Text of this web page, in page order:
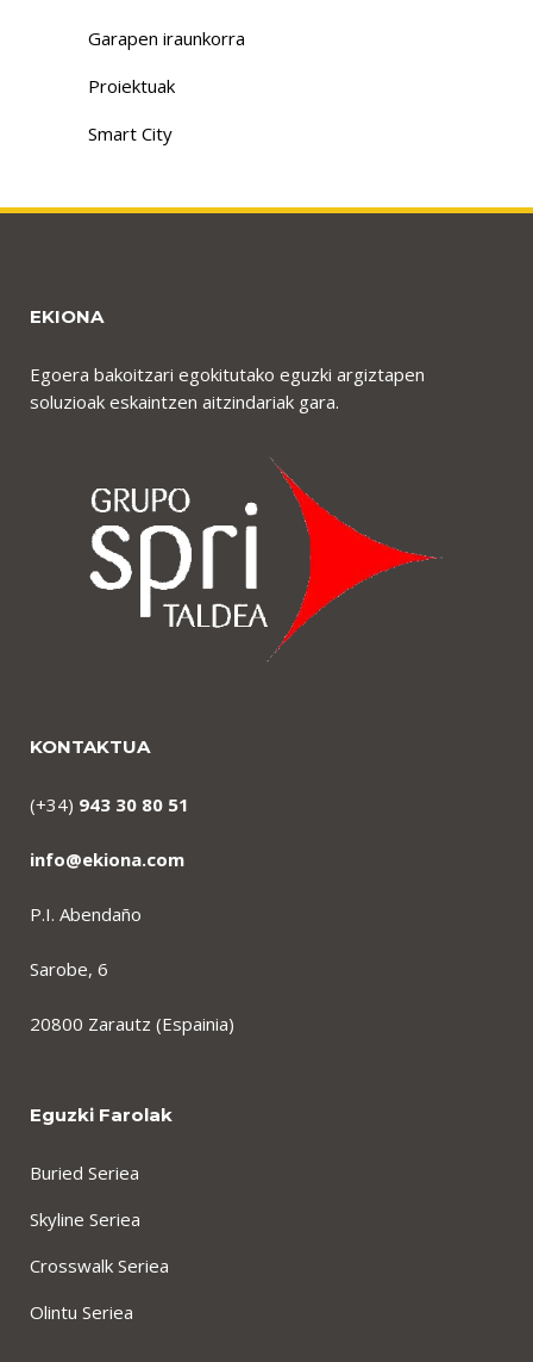
Garapen iraunkorra
Proiektuak
Smart City
EKIONA
Egoera bakoitzari egokitutako eguzki argiztapen
soluzioak eskaintzen aitzindariak gara.
KONTAKTUA
(+34) 943 30 80 51
info@ekiona.com
P.I. Abendaño
Sarobe, 6
20800 Zarautz (Espainia)
Eguzki Farolak
Buried Seriea
Skyline Seriea
Crosswalk Seriea
Olintu Seriea